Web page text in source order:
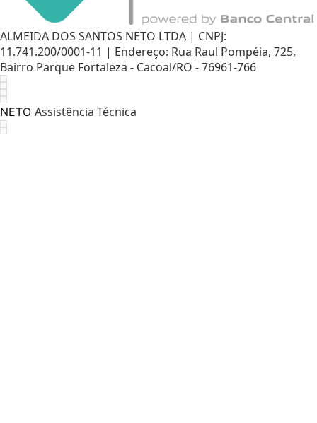
ALMEIDA DOS SANTOS NETO LTDA | CNPJ:
11.741.200/0001-11 | Endereço: Rua Raul Pompéia, 725,
Bairro Parque Fortaleza - Cacoal/RO - 76961-766
NETO Assistência Técnica